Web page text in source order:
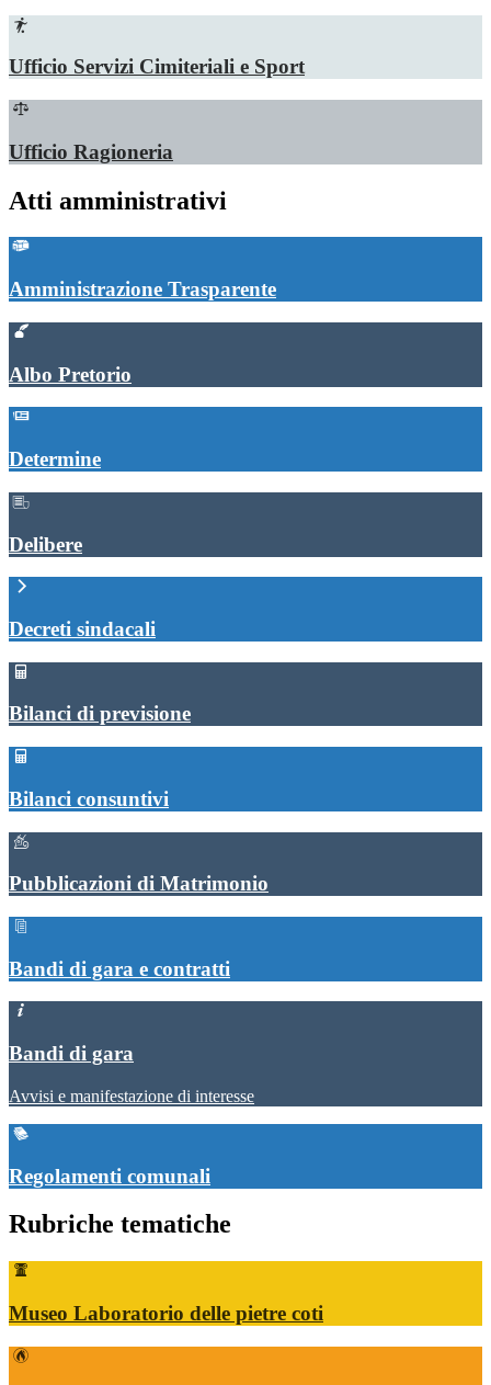
Ufficio Servizi Cimiteriali e Sport
Ufficio Ragioneria
Atti amministrativi
Amministrazione Trasparente
Albo Pretorio
Determine
Delibere
Decreti sindacali
Bilanci di previsione
Bilanci consuntivi
Pubblicazioni di Matrimonio
Bandi di gara e contratti
Bandi di gara
Avvisi e manifestazione di interesse
Regolamenti comunali
Rubriche tematiche
Museo Laboratorio delle pietre coti